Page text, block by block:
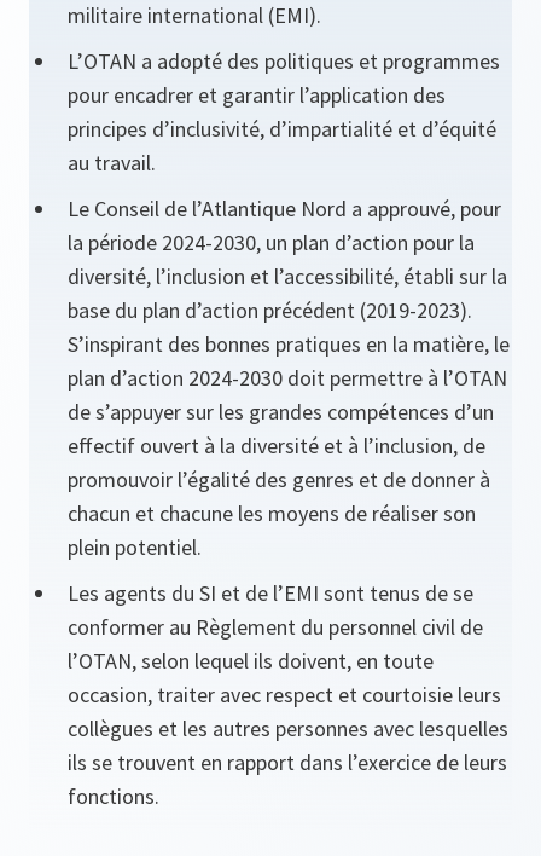
militaire international (EMI).
L’OTAN a adopté des politiques et programmes
pour encadrer et garantir l’application des
principes d’inclusivité, d’impartialité et d’équité
au travail.
Le Conseil de l’Atlantique Nord a approuvé, pour
la période 2024-2030, un plan d’action pour la
diversité, l’inclusion et l’accessibilité, établi sur la
base du plan d’action précédent (2019-2023).
S’inspirant des bonnes pratiques en la matière, le
plan d’action 2024-2030 doit permettre à l’OTAN
de s’appuyer sur les grandes compétences d’un
effectif ouvert à la diversité et à l’inclusion, de
promouvoir l’égalité des genres et de donner à
chacun et chacune les moyens de réaliser son
plein potentiel.
Les agents du SI et de l’EMI sont tenus de se
conformer au Règlement du personnel civil de
l’OTAN, selon lequel ils doivent, en toute
occasion, traiter avec respect et courtoisie leurs
collègues et les autres personnes avec lesquelles
ils se trouvent en rapport dans l’exercice de leurs
fonctions.